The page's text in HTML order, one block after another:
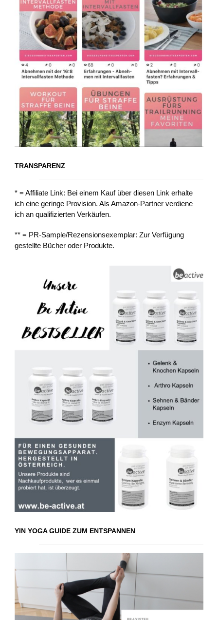
TRANSPARENZ
* = Affiliate Link: Bei einem Kauf über diesen Link erhalte
ich eine geringe Provision. Als Amazon-Partner verdiene
ich an qualifizierten Verkäufen.
** = PR-Sample/Rezensionsexemplar: Zur Verfügung
gestellte Bücher oder Produkte.
YIN YOGA GUIDE ZUM ENTSPANNEN